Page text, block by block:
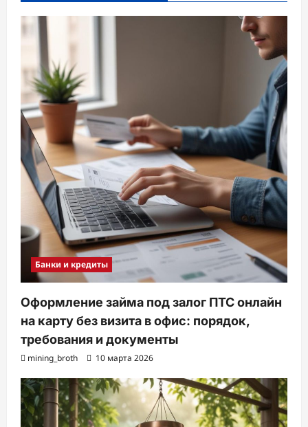
Банки и кредиты
Оформление займа под залог ПТС онлайн
на карту без визита в офис: порядок,
требования и документы
mining_broth 10 марта 2026